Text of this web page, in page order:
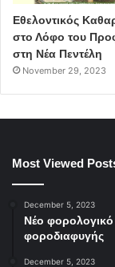
Εθελοντικός
στο Λόφο του
στη Νέα Πεντέλη
November 29, 2023
Most Viewed
December 5, 2023
Νέο φορολογικό
φοροδιαφυγής
December 5, 2023